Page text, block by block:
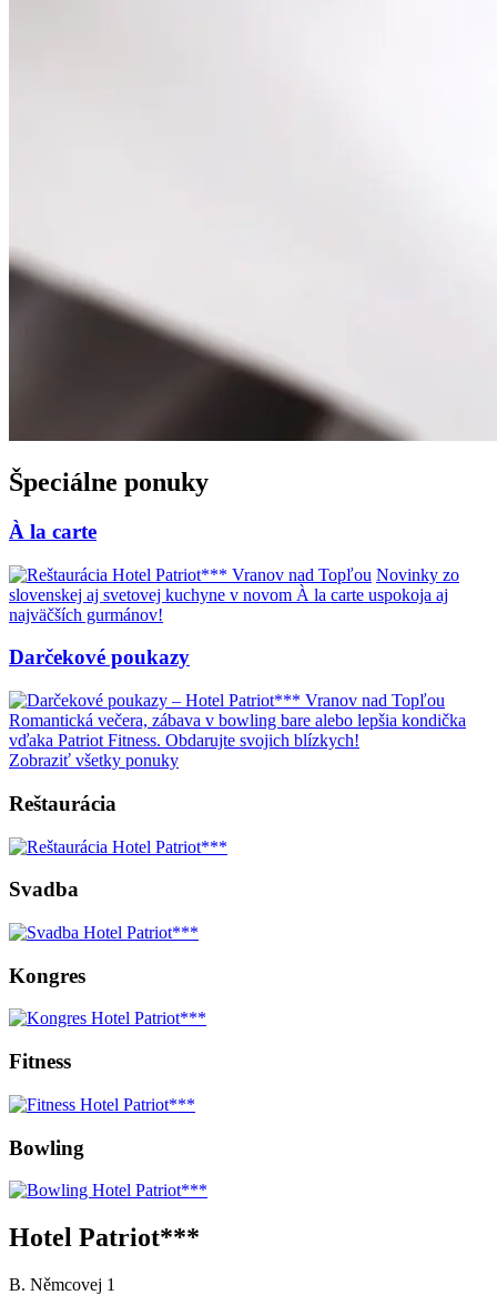
Špeciálne ponuky
À la carte
Novinky zo
slovenskej aj svetovej kuchyne v novom À la carte uspokoja aj
najväčších gurmánov!
Darčekové poukazy
Romantická večera, zábava v bowling bare alebo lepšia kondička
vďaka Patriot Fitness. Obdarujte svojich blízkych!
Zobraziť všetky ponuky
Reštaurácia
Svadba
Kongres
Fitness
Bowling
Hotel Patriot***
B. Němcovej 1